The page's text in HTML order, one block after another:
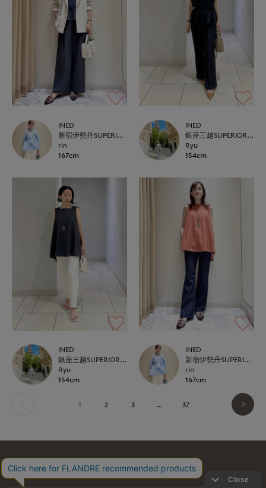
INED
新宿伊勢丹SUPERIOR CLOSET
rin
167cm
INED
銀座三越SUPERIOR CLOSET GINZA
Ryu
154cm
INED
銀座三越SUPERIOR CLOSET GINZA
Ryu
154cm
INED
新宿伊勢丹SUPERIOR CLOSET
rin
167cm
1 2 3 … 37